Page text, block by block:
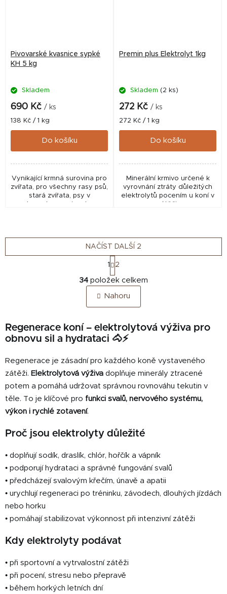
Pivovarské kvasnice sypké
KH 5 kg
Skladem
690 Kč / ks
Měrná
cena:
138 Kč / 1 kg
Do košíku
Vynikající krmná surovina pro
zvířata, pro všechny rasy psů,
stará zvířata, psy v
Premin plus Elektrolyt 1kg
Skladem (2 ks)
272 Kč / ks
Měrná
cena:
272 Kč / 1 kg
Do košíku
Minerální krmivo určené k
vyrovnání ztráty důležitých
elektrolytů pocením u koní v
O
v
l
á
d
a
c
í
p
r
v
k
ý
i
s
u
NAČÍST DALŠÍ 2
S
t
r
á
n
k
v
á
í
1 2
34 položek celkem
Nahoru
Regenerace koní – elektrolytová výživa pro
obnovu sil a hydrataci 🐴⚡
Regenerace je zásadní pro každého koně vystaveného
zátěži. Elektrolytová výživa doplňuje minerály ztracené
potem a pomáhá udržovat správnou rovnováhu tekutin v
těle. To je klíčové pro funkci svalů, nervového systému,
výkon i rychlé zotavení.
Proč jsou elektrolyty důležité
• doplňují sodík, draslík, chlór, hořčík a vápník
• podporují hydrataci a správné fungování svalů
• předcházejí svalovým křečím, únavě a apatii
• urychlují regeneraci po tréninku, závodech, dlouhých jízdách
nebo horku
• pomáhají stabilizovat výkonnost při intenzivní zátěži
Kdy elektrolyty podávat
• při sportovní a vytrvalostní zátěži
• při pocení, stresu nebo přepravě
• během horkých letních dní